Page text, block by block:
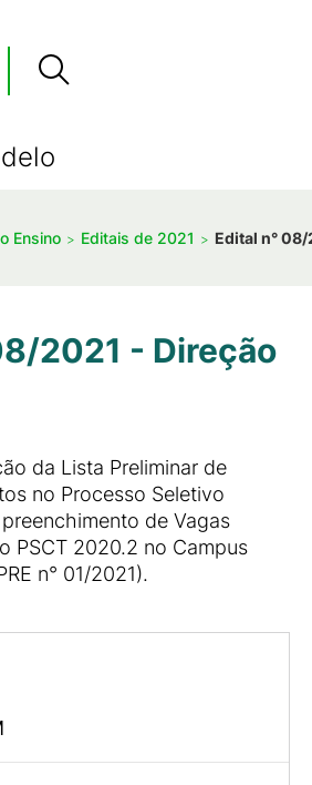
Ensino Editais de 2021 Edital n°
2021 - Direção
da Lista Preliminar de
no Processo Seletivo
de Vagas
PSCT 2020.2 no Campus
n° 01/2021).